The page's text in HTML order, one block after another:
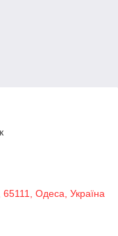
Одеса, Україна